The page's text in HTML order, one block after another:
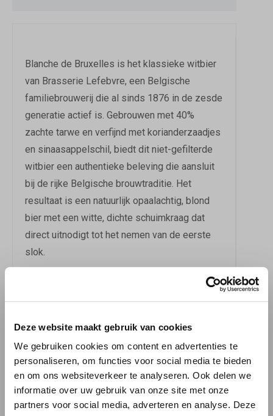
Deze website maakt gebruik van cookies
We gebruiken cookies om content en advertenties te
personaliseren, om functies voor social media te bieden
en om ons websiteverkeer te analyseren. Ook delen we
informatie over uw gebruik van onze site met onze
partners voor social media, adverteren en analyse. Deze
Blanche de Bruxelles is het klassieke witbier
van Brasserie Lefebvre, een Belgische
familiebrouwerij die al sinds 1876 in de zesde
generatie actief is. Gebrouwen met 40%
zachte tarwe en verfijnd met korianderzaadjes
en sinaasappelschil, biedt dit niet-gefilterde
witbier een authentieke beleving die aansluit
bij de rijke Belgische brouwtraditie. Het
resultaat is een natuurlijk opaalachtig, blond
bier met een witte, dichte schuimkraag dat
direct uitnodigt tot het nemen van de eerste
slok.
EEN SMAAKSENSATIE
uitgesproken en tegelijkertijd evenwichtig. De
neus onthult bloemige en fruitige tonen,
gevolgd door frisse citrus- en
sinaasappelaccenten die prachtig
samensmelten met de subtiele kruidigheid